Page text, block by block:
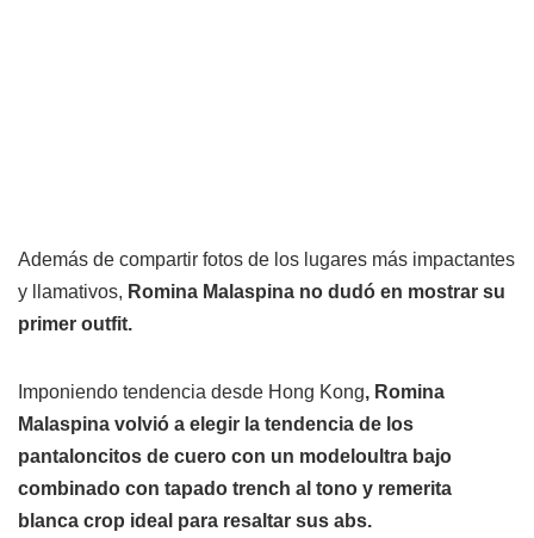
Además de compartir fotos de los lugares más impactantes
y llamativos, Romina Malaspina no dudó en mostrar su
primer outfit.
Imponiendo tendencia desde Hong Kong, Romina
Malaspina volvió a elegir la tendencia de los
pantaloncitos de cuero con un modeloultra bajo
combinado con tapado trench al tono y remerita
blanca crop ideal para resaltar sus abs.